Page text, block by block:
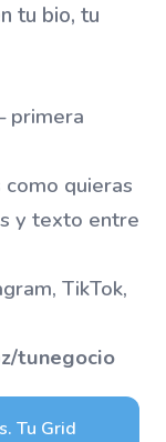
tu bio, tu
primera
quieras
y texto entre
TikTok,
tunegocio
Tu Grid